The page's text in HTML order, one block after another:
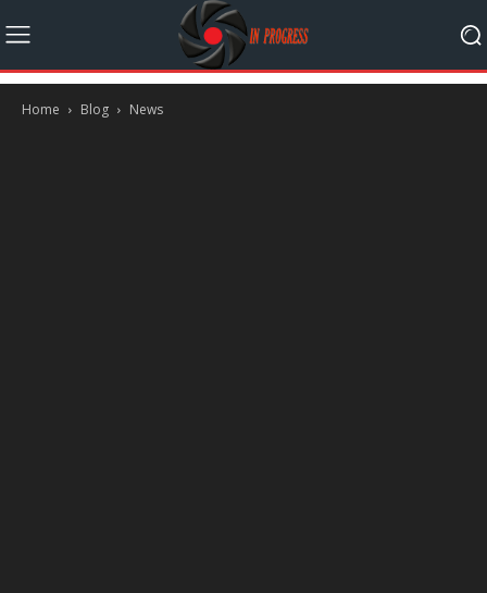
Home Blog News